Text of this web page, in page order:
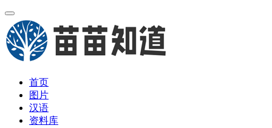
首页
图片
汉语
资料库